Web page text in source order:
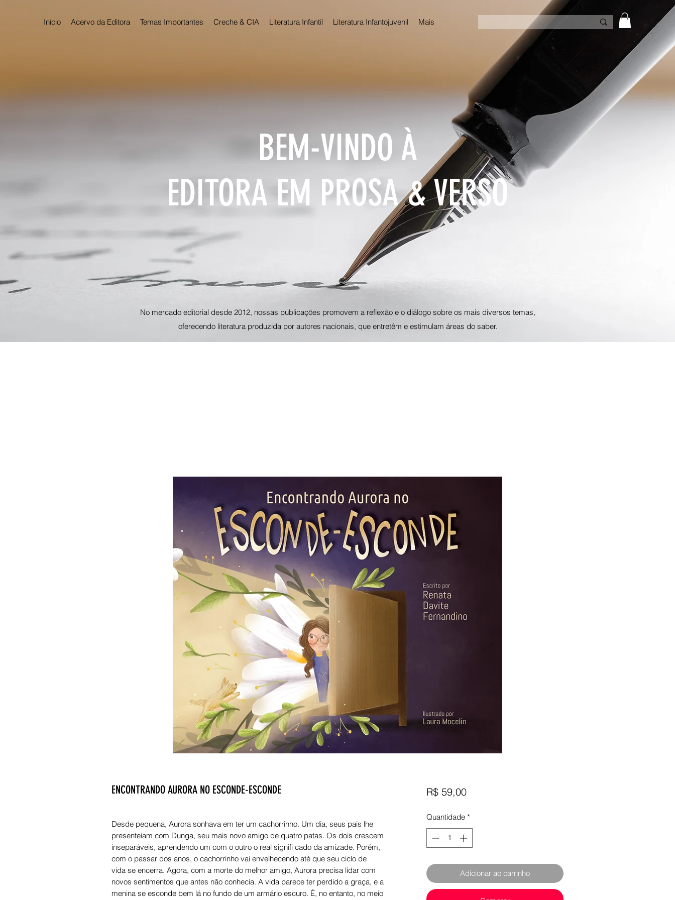
Início Acervo da Editora Temas Importantes Creche & CIA Literatura Infantil Literatura Infantojuvenil Mais
BEM-VINDO À
EDITORA EM PROSA & VERSO
No mercado editorial desde 2012, nossas publicações promovem a reflexão e o diálogo sobre os mais diversos temas,
oferecendo literatura produzida por autores nacionais, que entretêm e estimulam áreas do saber.
ENCONTRANDO AURORA NO ESCONDE-ESCONDE
Desde pequena, Aurora sonhava em ter um cachorrinho. Um dia, seus pais lhe
presenteiam com Dunga, seu mais novo amigo de quatro patas. Os dois crescem
inseparáveis, aprendendo um com o outro o real signifi cado da amizade. Porém,
com o passar dos anos, o cachorrinho vai envelhecendo até que seu ciclo de
vida se encerra. Agora, com a morte do melhor amigo, Aurora precisa lidar com
novos sentimentos que antes não conhecia. A vida parece ter perdido a graça, e a
menina se esconde bem lá no fundo de um armário escuro. É, no entanto, no meio
R$ 59,00Preço
Quantidade *
Adicionar ao carrinho